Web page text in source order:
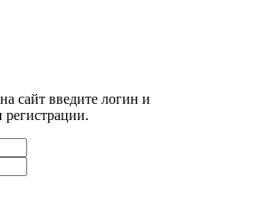
сайт введите логин и